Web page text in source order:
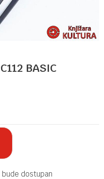
BASIC
dostupan